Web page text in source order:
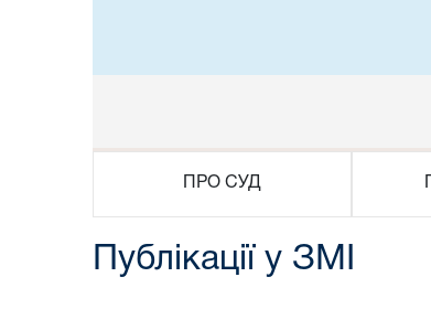
ПРО СУД
Публікації у ЗМІ